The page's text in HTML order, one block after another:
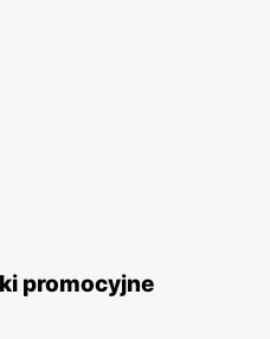
promocyjne